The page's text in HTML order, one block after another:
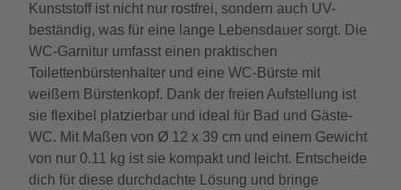
Kunststoff ist nicht nur rostfrei, sondern auch UV-
beständig, was für eine lange Lebensdauer sorgt. Die
WC-Garnitur umfasst einen praktischen
Toilettenbürstenhalter und eine WC-Bürste mit
weißem Bürstenkopf. Dank der freien Aufstellung ist
sie flexibel platzierbar und ideal für Bad und Gäste-
WC. Mit Maßen von Ø 12 x 39 cm und einem Gewicht
von nur 0.11 kg ist sie kompakt und leicht. Entscheide
dich für diese durchdachte Lösung und bringe